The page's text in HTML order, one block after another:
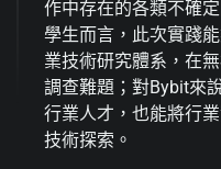
作中存在的各類不確
學生而言，此次實踐
業技術研究體系，在
調查難題；對Bybit來
行業人才，也能將行
技術探索。